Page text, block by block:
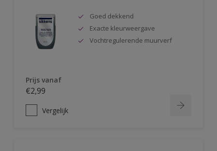
Goed dekkend
Exacte kleurweergave
Vochtregulerende muurverf
Prijs vanaf
€2,99
Vergelijk